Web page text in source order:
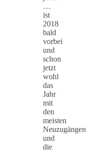
…
ist
2018
bald
vorbei
und
schon
jetzt
wohl
das
Jahr
mit
den
meisten
Neuzugängen
und
die